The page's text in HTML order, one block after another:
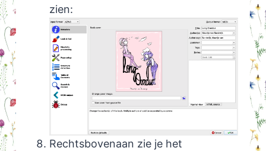
zien:
Rechtsbovenaan zie je het